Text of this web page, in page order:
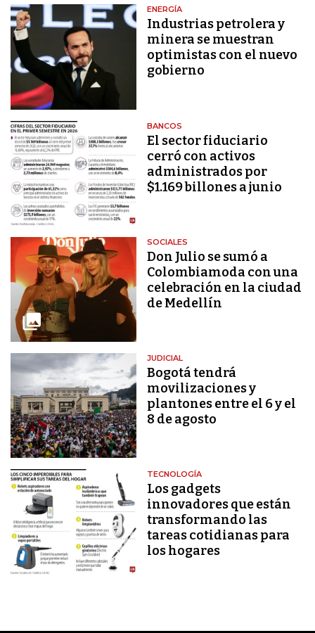
ENERGÍA
Industrias petrolera y
minera se muestran
optimistas con el nuevo
gobierno
BANCOS
El sector fiduciario
cerró con activos
administrados por
$1.169 billones a junio
SOCIALES
Don Julio se sumó a
Colombiamoda con una
celebración en la ciudad
de Medellín
JUDICIAL
Bogotá tendrá
movilizaciones y
plantones entre el 6 y el
8 de agosto
TECNOLOGÍA
Los gadgets
innovadores que están
transformando las
tareas cotidianas para
los hogares